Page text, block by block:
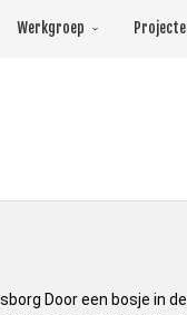
Werkgroep
Door een bosje in